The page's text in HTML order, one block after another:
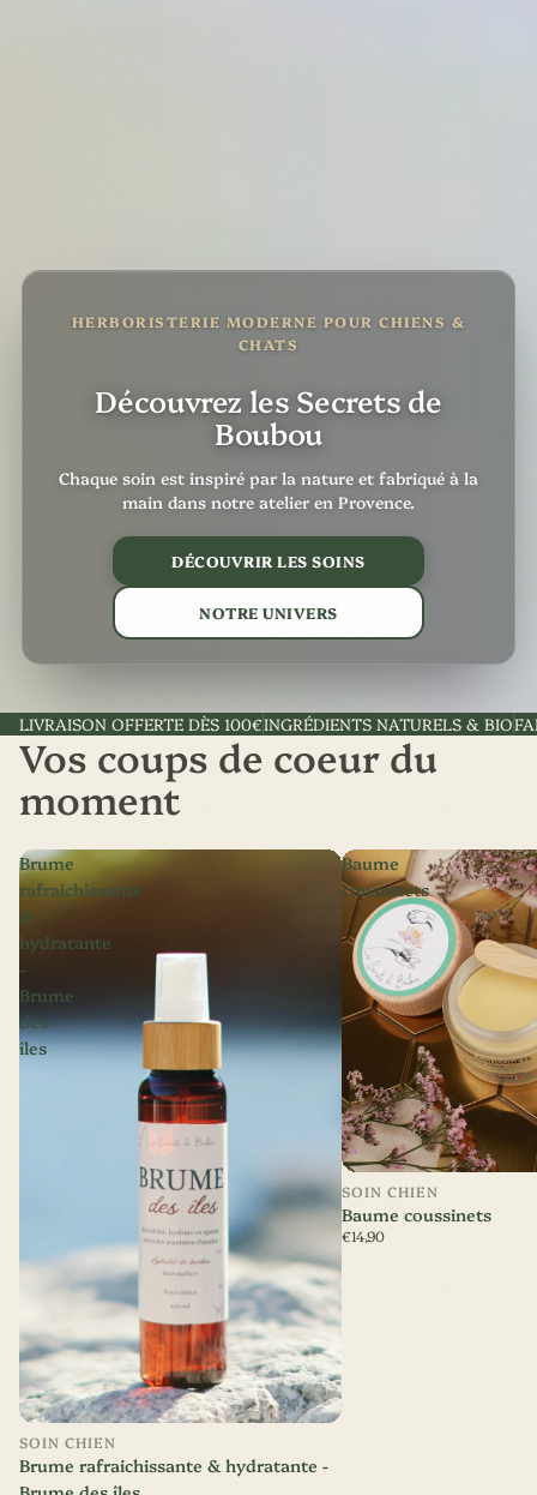
HERBORISTERIE MODERNE POUR CHIENS &
CHATS
Découvrez les Secrets de
Boubou
Chaque soin est inspiré par la nature et fabriqué à la
main dans notre atelier en Provence.
DÉCOUVRIR LES SOINS
NOTRE UNIVERS
LIVRAISON OFFERTE DÈS 100€INGRÉDIENTS NATURELS & BIO
Vos coups de coeur du
moment
Brume
rafraichissante
&
hydratante
-
Brume
des
îles
Nouveauté
SOIN CHIEN
Brume rafraichissante & hydratante -
Baume
coussinets
SOIN CHIEN
Baume coussinets
€14,90